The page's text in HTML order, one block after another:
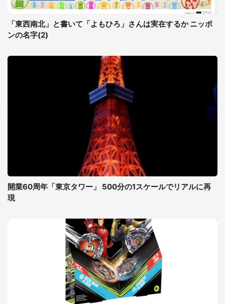
「東西南北」と書いて「よもひろ」さんは実在するか ニッポ
ンの名字(2)
開業60周年「東京タワー」 500分の1スケールでリアルに再
現